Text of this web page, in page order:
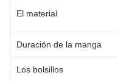
El material
Duración de la manga
Los bolsillos